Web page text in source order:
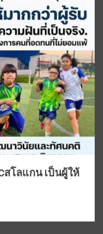
โลแกน เป็นผู้ให้